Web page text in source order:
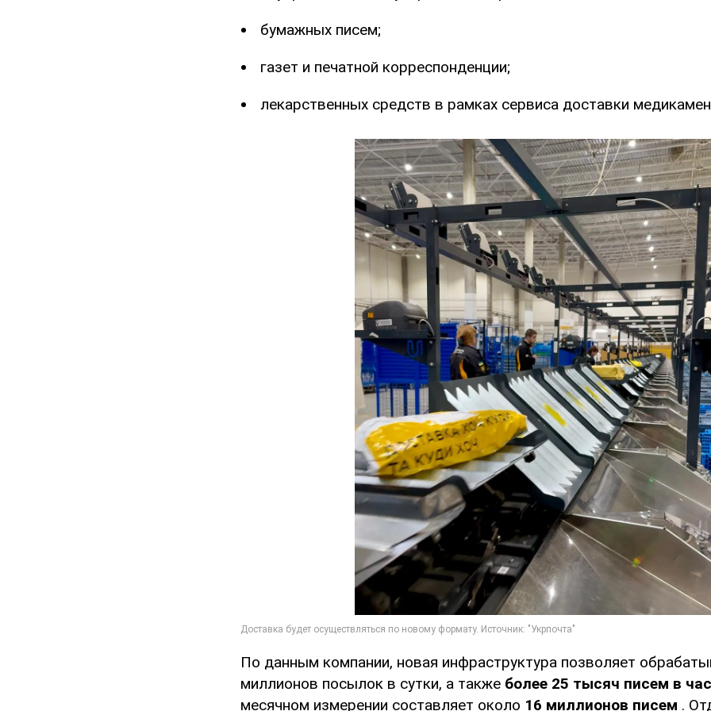
бумажных писем;
газет и печатной корреспонденции;
лекарственных средств в рамках сервиса доставки
По данным компании, новая инфраструктура позволяет
миллионов посылок в сутки, а также более 25 тысяч писем в час
месячном измерении составляет около 16 миллионов писем .